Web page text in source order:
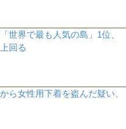
世界で最も人気の島」1位、
回る
ら女性用下着を盗んだ疑い、